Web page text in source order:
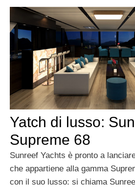
Yatch di lusso:
Supreme 68
Sunreef Yachts è pronto a
che appartiene alla gamma
con il suo lusso: si chiama